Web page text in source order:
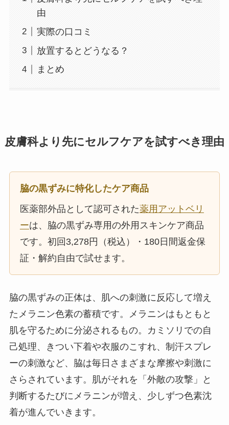
由
実際の口コミ
放置するとどうなる？
まとめ
皮膚科より先にセルフケアを試すべき理由
脇の黒ずみに特化したケア商品
医薬部外品として認可された薬用アットベリ
ーは、脇の黒ずみ専用の外用スキンケア商品
です。初回3,278円（税込）・180日間返金保
証・解約自由で試せます。
脇の黒ずみの正体は、肌への刺激に反応して増え
たメラニン色素の蓄積です。メラニンはもともと
肌を守るために分泌されるもの。カミソリでの自
己処理、きつい下着や衣服のこすれ、制汗スプレ
ーの刺激など、脇は毎日さまざまな摩擦や刺激に
さらされています。肌がそれを「外敵の攻撃」と
判断するたびにメラニンが増え、少しずつ色素沈
着が進んでいきます。